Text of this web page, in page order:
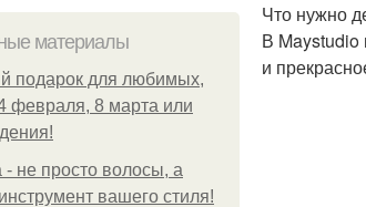
материалы
подарок для любимых,
февраля, 8 марта или
- не просто волосы, а
вашего стиля!
Что нужно
В Maystudio
и